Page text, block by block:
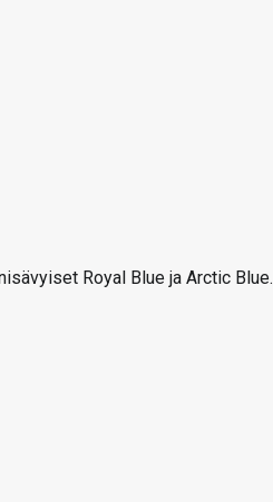
Royal Blue ja Arctic Blue.